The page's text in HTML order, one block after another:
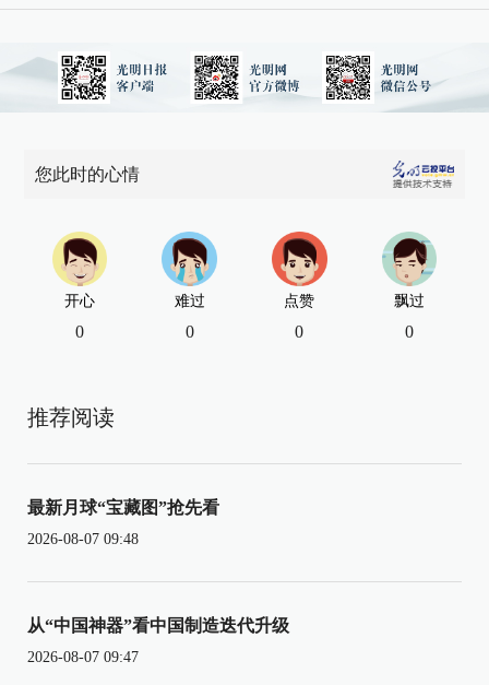
您此时的心情
开心
0
难过
0
点赞
0
飘过
0
推荐阅读
最新月球“宝藏图”抢先看
2026-08-07 09:48
从“中国神器”看中国制造迭代升级
2026-08-07 09:47